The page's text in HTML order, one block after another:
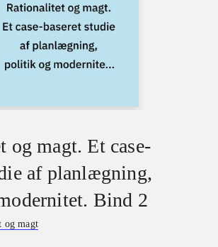
og magt. Et case-
af planlægning,
Bind 2
og magt